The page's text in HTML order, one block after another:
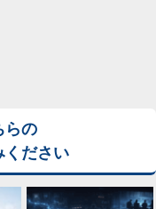
らの
ください